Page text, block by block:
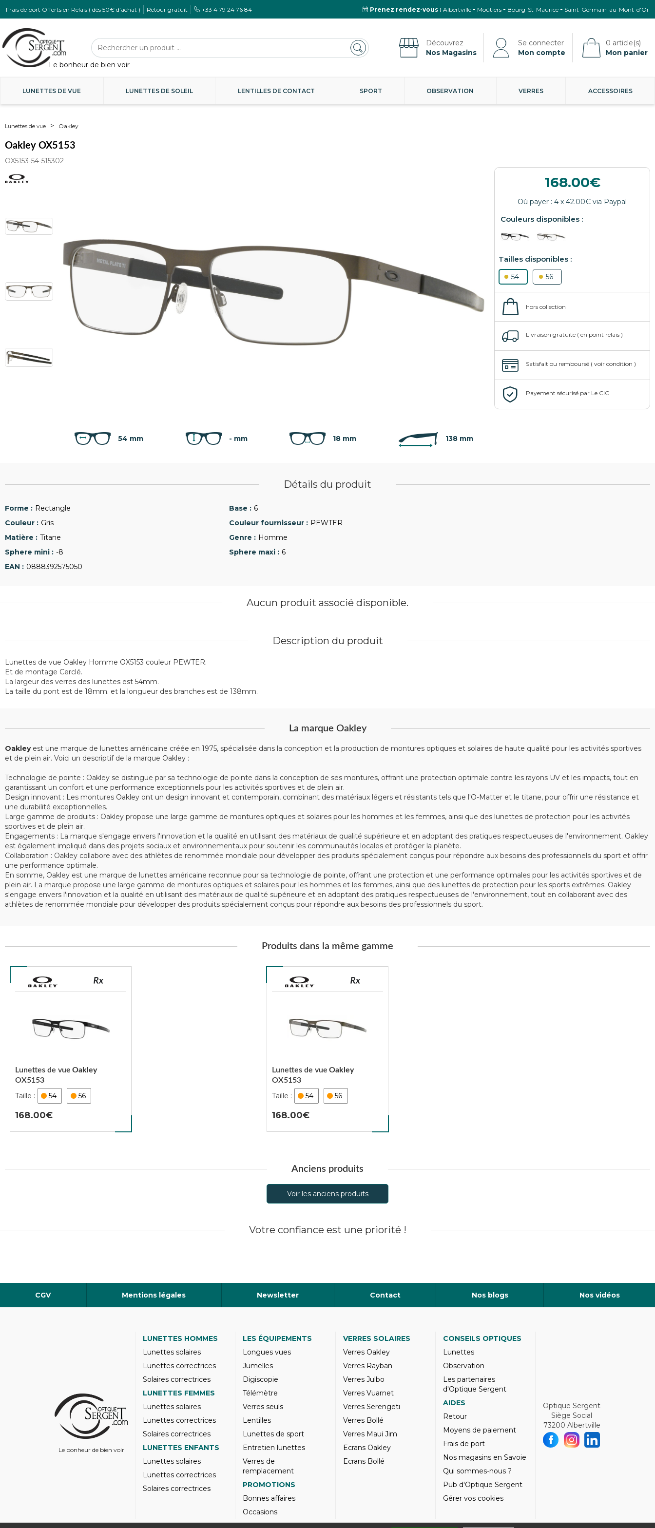
Frais de port Offerts en Relais ( dès 50€ d'achat ) Retour gratuit +33 4 79 24 76 84 Prenez rendez-vous : Albertville Moûtiers Bourg-St-Maurice Saint-Germain-au-Mont-d'Or
Nos Magasins Mon compte Mon panier
LUNETTES DE VUE LUNETTES DE SOLEIL LENTILLES DE CONTACT SPORT OBSERVATION VERRES ACCESSOIRES
Lunettes de vue Oakley
Oakley OX5153
OX5153-54-515302
54 mm - mm 18 mm 138 mm
168.00
54 56
Détails du produit
Rectangle
6
Gris
PEWTER
Titane
Homme
-8
6
0888392575050
Description du produit
Lunettes de vue Oakley Homme OX5153 couleur PEWTER.
Et de montage Cerclé.
La largeur des verres des lunettes est 54mm.
La taille du pont est de 18mm. et la longueur des branches est de 138mm.
La marque Oakley
Oakleyest une marque de lunettes américaine créée en 1975, spécialisée dans la conception et la production de montures optiques et solaires de haute qualité pour les activités sportives
et de plein air. Voici un descriptif de la marque Oakley :
Technologie de pointe : Oakley se distingue par sa technologie de pointe dans la conception de ses montures, offrant une protection optimale contre les rayons UV et les impacts, tout en
garantissant un confort et une performance exceptionnels pour les activités sportives et de plein air.
Design innovant : Les montures Oakley ont un design innovant et contemporain, combinant des matériaux légers et résistants tels que l'O-Matter et le titane, pour offrir une résistance et
une durabilité exceptionnelles.
Large gamme de produits : Oakley propose une large gamme de montures optiques et solaires pour les hommes et les femmes, ainsi que des lunettes de protection pour les activités
sportives et de plein air.
Engagements : La marque s'engage envers l'innovation et la qualité en utilisant des matériaux de qualité supérieure et en adoptant des pratiques respectueuses de l'environnement. Oakley
est également impliqué dans des projets sociaux et environnementaux pour soutenir les communautés locales et protéger la planète.
Collaboration : Oakley collabore avec des athlètes de renommée mondiale pour développer des produits spécialement conçus pour répondre aux besoins des professionnels du sport et offrir
une performance optimale.
En somme, Oakley est une marque de lunettes américaine reconnue pour sa technologie de pointe, offrant une protection et une performance optimales pour les activités sportives et de
plein air. La marque propose une large gamme de montures optiques et solaires pour les hommes et les femmes, ainsi que des lunettes de protection pour les sports extrêmes. Oakley
s'engage envers l'innovation et la qualité en utilisant des matériaux de qualité supérieure et en adoptant des pratiques respectueuses de l'environnement, tout en collaborant avec des
athlètes de renommée mondiale pour développer des produits spécialement conçus pour répondre aux besoins des professionnels du sport.
Produits dans la même gamme
OX5153
Lunettes de vue Oakley
54 56
168.00
OX5153
Lunettes de vue Oakley
54 56
168.00
Aucun produit associé disponible.
Anciens produits
Voir les anciens produits
Votre confiance est une priorité !
CGV Mentions légales Newsletter Contact Nos blogs Nos vidéos
Le bonheur de bien voir
LUNETTES HOMMES
Lunettes solaires
Lunettes correctrices
Solaires correctrices
LUNETTES FEMMES
Lunettes solaires
Lunettes correctrices
Solaires correctrices
LUNETTES ENFANTS
Lunettes solaires
Lunettes correctrices
Solaires correctrices
LES ÉQUIPEMENTS
Longues vues
Jumelles
Digiscopie
Télémètre
Verres seuls
Lentilles
Lunettes de sport
Entretien lunettes
Verres de
remplacement
PROMOTIONS
Bonnes affaires
Occasions
VERRES SOLAIRES
Verres Oakley
Verres Rayban
Verres Julbo
Verres Vuarnet
Verres Serengeti
Verres Bollé
Verres Maui Jim
Ecrans Oakley
Ecrans Bollé
CONSEILS OPTIQUES
Lunettes
Observation
Les partenaires
d'Optique Sergent
AIDES
Retour
Moyens de paiement
Frais de port
Nos magasins en Savoie
Qui sommes-nous ?
Pub d'Optique Sergent
Gérer vos cookies
Optique Sergent
Siège Social
73200 Albertville